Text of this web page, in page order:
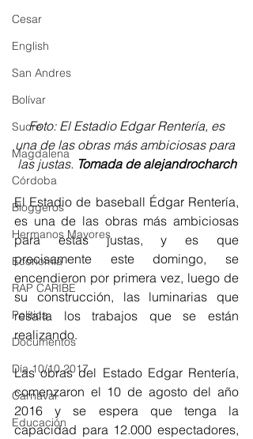
Cesar
English
San Andres
Bolívar
Sucre
Magdalena
Córdoba
Bloggeros
Hermanos Mayores
Economía
RAP CARIBE
Política
Documentos
Día 10/10 2017
Carnaval
Educación
Foto: El Estadio Edgar Rentería, es
una de las obras más ambiciosas para
las justas. Tomada de alejandrocharch
El Estadio de baseball Édgar Rentería,
es una de las obras más ambiciosas
para estas justas, y es que
precisamente este domingo, se
encendieron por primera vez, luego de
su construcción, las luminarias que
resalta los trabajos que se están
realizando.
Las obras del Estado Edgar Rentería,
comenzaron el 10 de agosto del año
2016 y se espera que tenga la
capacidad para 12.000 espectadores,